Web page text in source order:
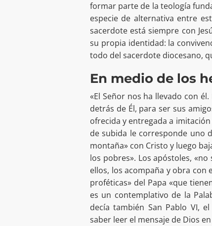
formar parte de la teología
especie de alternativa entre
sacerdote está siempre con
su propia identidad: la
todo del sacerdote diocesano,
En medio de los
«El Señor nos ha llevado con
detrás de Él, para ser sus
ofrecida y entregada a
de subida le corresponde uno
montaña» con Cristo y luego
los pobres». Los apóstoles,
ellos, los acompaña y obra con
proféticas» del Papa «que
es un contemplativo de la
decía también San Pablo VI,
saber leer el mensaje de Dios